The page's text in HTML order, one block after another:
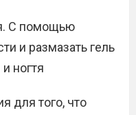
С помощью
и размазать гель
ногтя
для того, что